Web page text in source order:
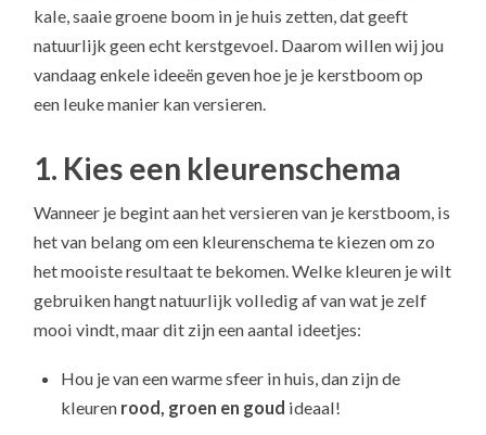
kale, saaie groene boom in je huis zetten, dat geeft
natuurlijk geen echt kerstgevoel. Daarom willen wij jou
vandaag enkele ideeën geven hoe je je kerstboom op
een leuke manier kan versieren.
1. Kies een kleurenschema
Wanneer je begint aan het versieren van je kerstboom, is
het van belang om een kleurenschema te kiezen om zo
het mooiste resultaat te bekomen. Welke kleuren je wilt
gebruiken hangt natuurlijk volledig af van wat je zelf
mooi vindt, maar dit zijn een aantal ideetjes:
Hou je van een warme sfeer in huis, dan zijn de
kleuren rood, groen en goud ideaal!